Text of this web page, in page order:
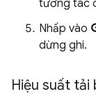
tương tác
Nhấp vào
dừng ghi.
Hiệu suất tải